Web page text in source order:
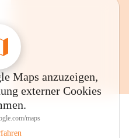
Maps anzuzeigen,
externer Cookies
maps